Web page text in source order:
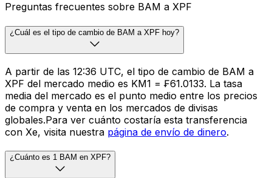
Preguntas frecuentes sobre BAM a XPF
¿Cuál es el tipo de cambio de BAM a XPF hoy?
A partir de las 12:36 UTC, el tipo de cambio de BAM a
XPF del mercado medio es KM1 = ₣61.0133. La tasa
media del mercado es el punto medio entre los precios
de compra y venta en los mercados de divisas
globales.Para ver cuánto costaría esta transferencia
con Xe, visita nuestra página de envío de dinero.
¿Cuánto es 1 BAM en XPF?